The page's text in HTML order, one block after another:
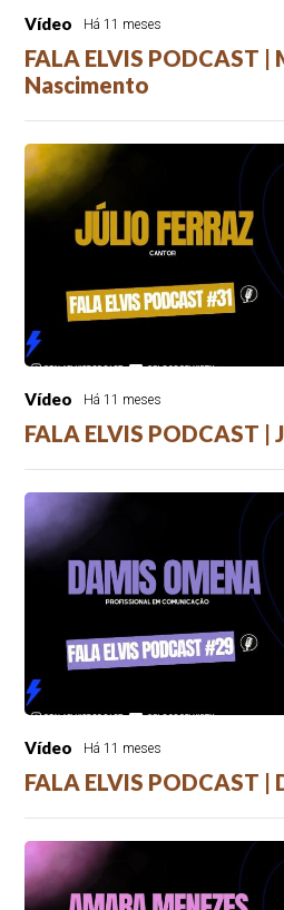
Vídeo Há 11 meses
FALA ELVIS PODCAST
Nascimento
Vídeo Há 11 meses
FALA ELVIS PODCAST |
Vídeo Há 11 meses
FALA ELVIS PODCAST |